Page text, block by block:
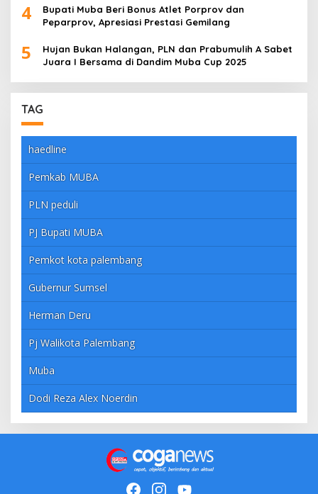
4
Bupati Muba Beri Bonus Atlet Porprov dan
Peparprov, Apresiasi Prestasi Gemilang
5
Hujan Bukan Halangan, PLN dan Prabumulih A Sabet
Juara I Bersama di Dandim Muba Cup 2025
TAG
haedline
Pemkab MUBA
PLN peduli
PJ Bupati MUBA
Pemkot kota palembang
Gubernur Sumsel
Herman Deru
Pj Walikota Palembang
Muba
Dodi Reza Alex Noerdin